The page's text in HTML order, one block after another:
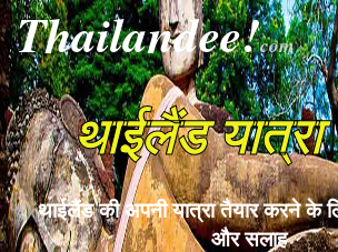
Thailandee!com
थाईलैंड यात्रा
थाईलैंड की अपनी यात्रा तैयार करने के
और सलाह